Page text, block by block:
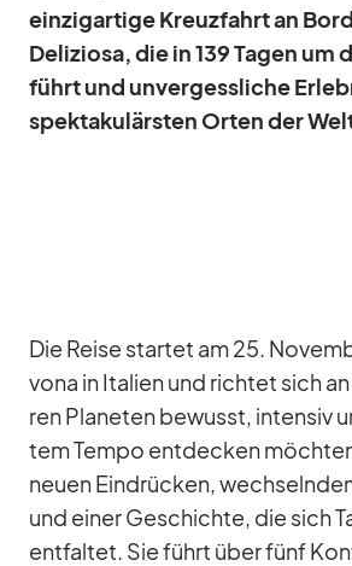
ein­zig­ar­tige Kreuz­fahrt an
De­li­ziosa, die in 139 Ta­gen um
führt und un­ver­gess­li­che
spek­ta­ku­lärs­ten Or­ten der
Die Reise star­tet am 25.
vona in Ita­lien und rich­tet sich
ren Pla­ne­ten be­wusst, in­ten­siv
tem Tempo ent­de­cken
neuen Ein­drü­cken,
und ei­ner Ge­schichte, die sich
ent­fal­tet. Sie führt über fünf